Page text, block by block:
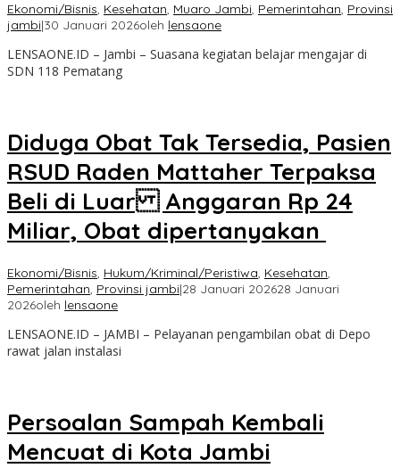
Ekonomi/Bisnis, Kesehatan, Muaro Jambi, Pemerintahan, Provinsi
jambi|30 Januari 2026oleh lensaone
LENSAONE.ID – Jambi – Suasana kegiatan belajar mengajar di
SDN 118 Pematang
Diduga Obat Tak Tersedia, Pasien
RSUD Raden Mattaher Terpaksa
Beli di Luar Anggaran Rp 24
Miliar, Obat dipertanyakan
Ekonomi/Bisnis, Hukum/Kriminal/Peristiwa, Kesehatan,
Pemerintahan, Provinsi jambi|28 Januari 202628 Januari
2026oleh lensaone
LENSAONE.ID – JAMBI – Pelayanan pengambilan obat di Depo
rawat jalan instalasi
Persoalan Sampah Kembali
Mencuat di Kota Jambi